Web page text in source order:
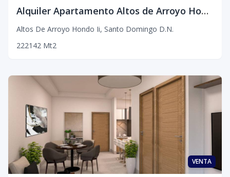
Alquiler Apartamento Altos de Arroyo Hondo II
Altos De Arroyo Hondo Ii, Santo Domingo D.N.
222142 Mt2
VENTA